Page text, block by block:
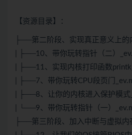
【资源目录】：
├──第二阶段、实现真正意义上的
| ├──10、带你玩转指针（二）
| ├──11、实现内核打印函数
| ├──7、带你玩转CPU段页门
| ├──8、让你的内核进入保护模
| └──9、带你玩转指针（一）
├──第三阶段、加入中断与虚拟内